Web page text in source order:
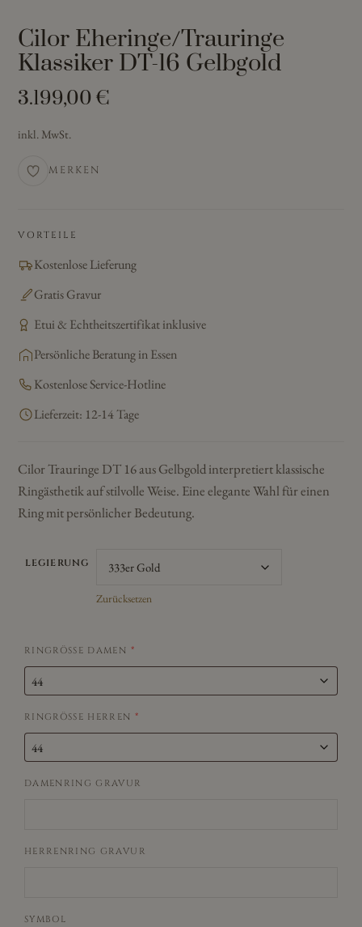
Cilor Eheringe/Trauringe
Klassiker DT-16 Gelbgold
3.199,00 €
inkl. MwSt.
MERKEN
VORTEILE
Kostenlose Lieferung
Gratis Gravur
Etui & Echtheitszertifikat inklusive
Persönliche Beratung in Essen
Kostenlose Service-Hotline
Lieferzeit: 12-14 Tage
Cilor Trauringe DT 16 aus Gelbgold interpretiert klassische
Ringästhetik auf stilvolle Weise. Eine elegante Wahl für einen
Ring mit persönlicher Bedeutung.
LEGIERUNG
Zurücksetzen
RINGRÖSSE DAMEN *
RINGRÖSSE HERREN *
DAMENRING GRAVUR
HERRENRING GRAVUR
SYMBOL